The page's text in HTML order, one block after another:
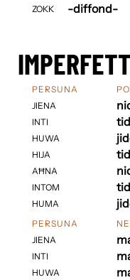
ZOKK -diffond-
IMPERFETT
PERSUNA
JIENA
INTI
HUWA
HIJA
AĦNA
INTOM
HUMA
PERSUNA
JIENA
INTI
HUWA